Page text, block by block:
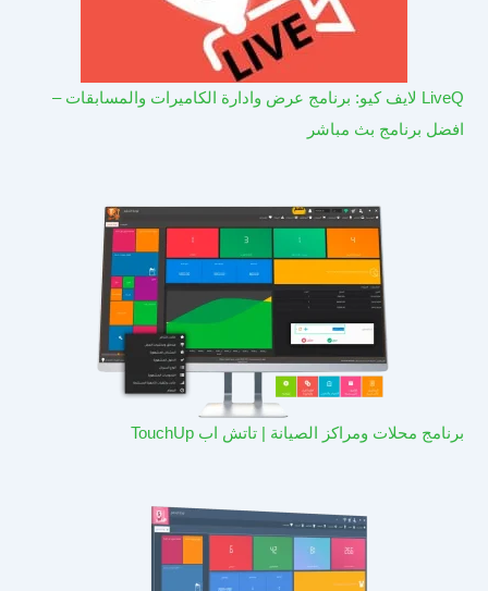
LiveQ لايف كيو: برنامج عرض وادارة الكاميرات والمسابقات –
افضل برنامج بث مباشر
برنامج محلات ومراكز الصيانة | تاتش اب TouchUp